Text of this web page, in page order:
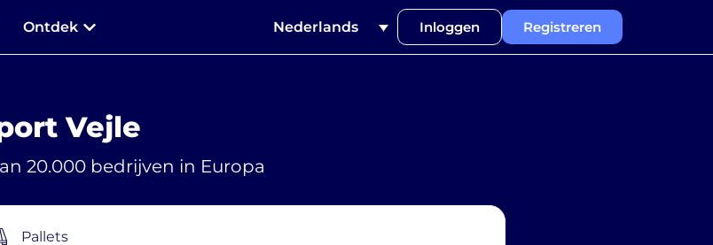
Ontdek Nederlands Inloggen Registreren
Vejle
20.000 bedrijven in Europa
Pallets